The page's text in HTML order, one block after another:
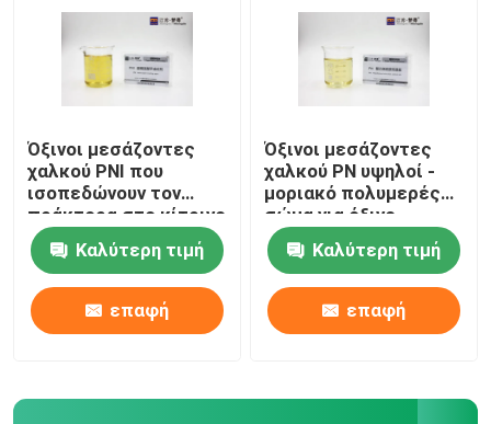
Όξινοι μεσάζοντες
χαλκού PNI που
ισοπεδώνουν τον
πράκτορα στο κίτρινο
υγρό περιοχής LCD
Καλύτερη τιμή
επαφή
Όξινοι μεσάζοντες
χαλκού PN υψηλοί -
μοριακό πολυμερές
σώμα για όξινο
Brightener χαλκού
Καλύτερη τιμή
επαφή